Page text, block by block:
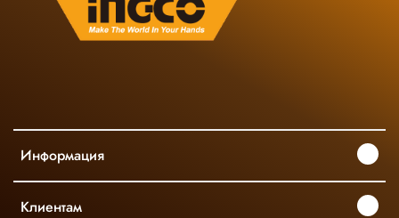
Информация
Клиентам